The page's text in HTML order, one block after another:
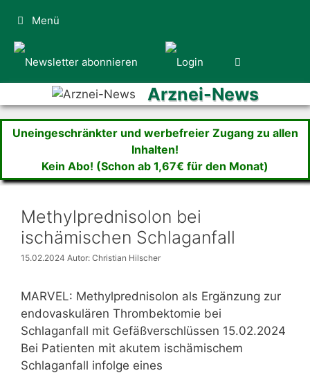
Inhalt
springen
Menü
Arznei-News
Uneingeschränkter und werbefreier Zugang zu allen
Inhalten!
Kein Abo! (Schon ab 1,67€ für den Monat)
Methylprednisolon bei
ischämischen Schlaganfall
15.02.2024 Autor: Christian Hilscher
MARVEL: Methylprednisolon als Ergänzung zur
endovaskulären Thrombektomie bei
Schlaganfall mit Gefäßverschlüssen 15.02.2024
Bei Patienten mit akutem ischämischem
Schlaganfall infolge eines